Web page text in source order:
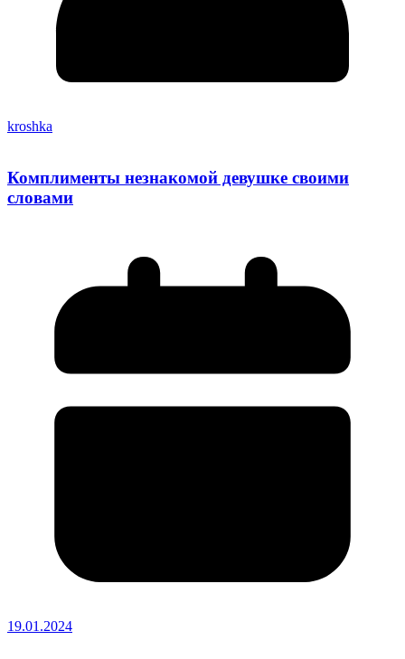
kroshka
Комплименты незнакомой девушке своими
словами
19.01.2024